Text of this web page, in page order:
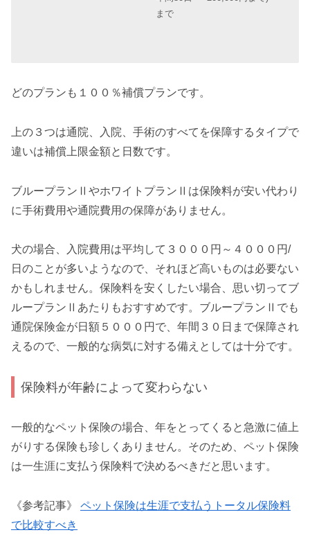
まで
どのプランも１００％補償プランです。
上の３つは通院、入院、手術のすべてを保障するタイプで
違いは補償上限金額と日数です。
ブループランⅡやホワイトプランⅡは保険料が安い代わり
に手術費用や通院費用の保障がありません。
犬の場合、入院費用は平均して３０００円～４０００円/
日のことが多いようなので、それほど高いものは必要ない
かもしれません。保険料を安くしたい場合、思い切ってブ
ループランⅡあたりもおすすめです。ブループランⅡでも
通院保険金が日額５０００円で、年間３０日まで保障され
えるので、一般的な病気に対する備えとしては十分です。
保険料が年齢によって変わらない
一般的なペット保険の場合、年をとってくると急激に値上
がりする保険も珍しくありません。そのため、ペット保険
は一生涯に支払う保険料で決めるべきだと思います。
《参考記事》 ペット保険は生涯で支払うトータル保険料
で比較すべき